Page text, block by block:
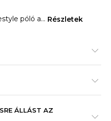
póló a... Részletek
ÁLLÁST AZ